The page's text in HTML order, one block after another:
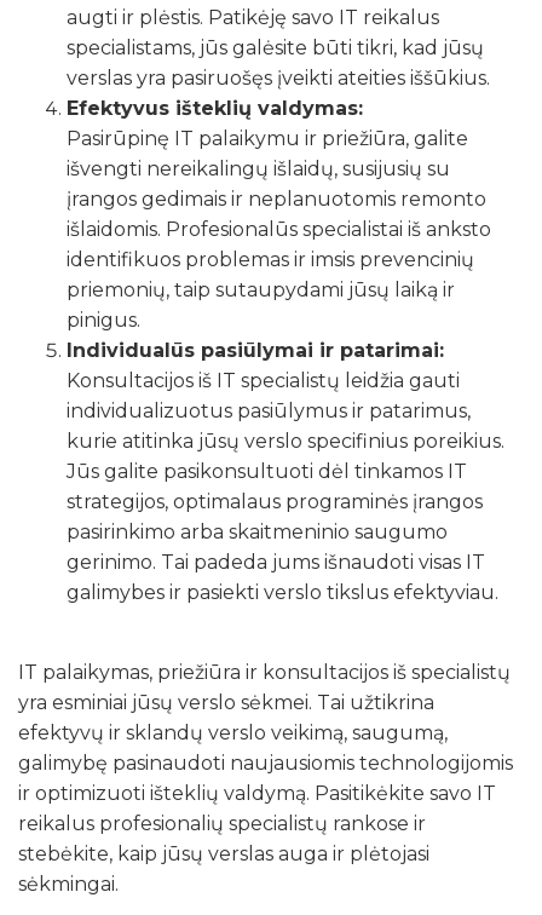
augti ir plėstis. Patikėję savo IT reikalus
specialistams, jūs galėsite būti tikri, kad jūsų
verslas yra pasiruošęs įveikti ateities iššūkius.
Efektyvus išteklių valdymas:
Pasirūpinę IT palaikymu ir priežiūra, galite
išvengti nereikalingų išlaidų, susijusių su
įrangos gedimais ir neplanuotomis remonto
išlaidomis. Profesionalūs specialistai iš anksto
identifikuos problemas ir imsis prevencinių
priemonių, taip sutaupydami jūsų laiką ir
pinigus.
Individualūs pasiūlymai ir patarimai:
Konsultacijos iš IT specialistų leidžia gauti
individualizuotus pasiūlymus ir patarimus,
kurie atitinka jūsų verslo specifinius poreikius.
Jūs galite pasikonsultuoti dėl tinkamos IT
strategijos, optimalaus programinės įrangos
pasirinkimo arba skaitmeninio saugumo
gerinimo. Tai padeda jums išnaudoti visas IT
galimybes ir pasiekti verslo tikslus efektyviau.
IT palaikymas, priežiūra ir konsultacijos iš specialistų
yra esminiai jūsų verslo sėkmei. Tai užtikrina
efektyvų ir sklandų verslo veikimą, saugumą,
galimybę pasinaudoti naujausiomis technologijomis
ir optimizuoti išteklių valdymą. Pasitikėkite savo IT
reikalus profesionalių specialistų rankose ir
stebėkite, kaip jūsų verslas auga ir plėtojasi
sėkmingai.